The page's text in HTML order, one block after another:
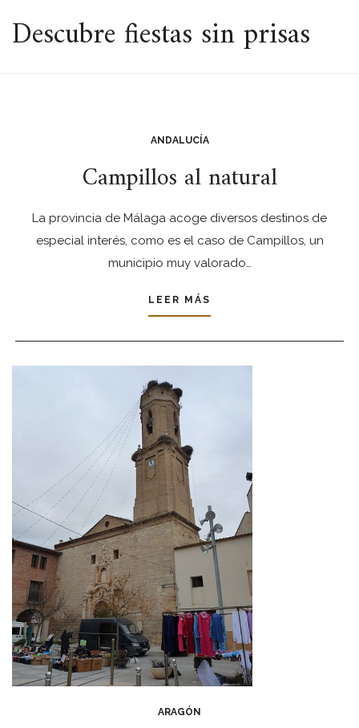
ESPACIO
Descubre fiestas sin prisas
ANDALUCÍA
Campillos al natural
La provincia de Málaga acoge diversos destinos de
especial interés, como es el caso de Campillos, un
municipio muy valorado…
LEER MÁS
ARAGÓN